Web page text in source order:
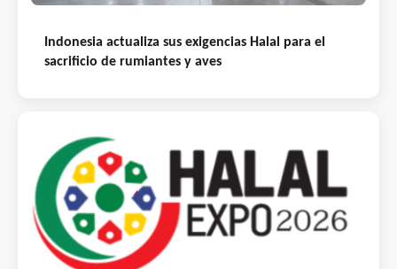
Indonesia actualiza sus exigencias Halal para el
sacrificio de rumiantes y aves